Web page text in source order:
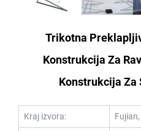
Trikotna
Konstrukcija Za
Konstrukcija Za
Kraj izvora: